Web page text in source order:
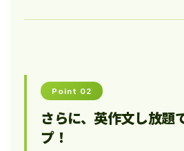
Point 02
さらに、英作文し放題
プ！